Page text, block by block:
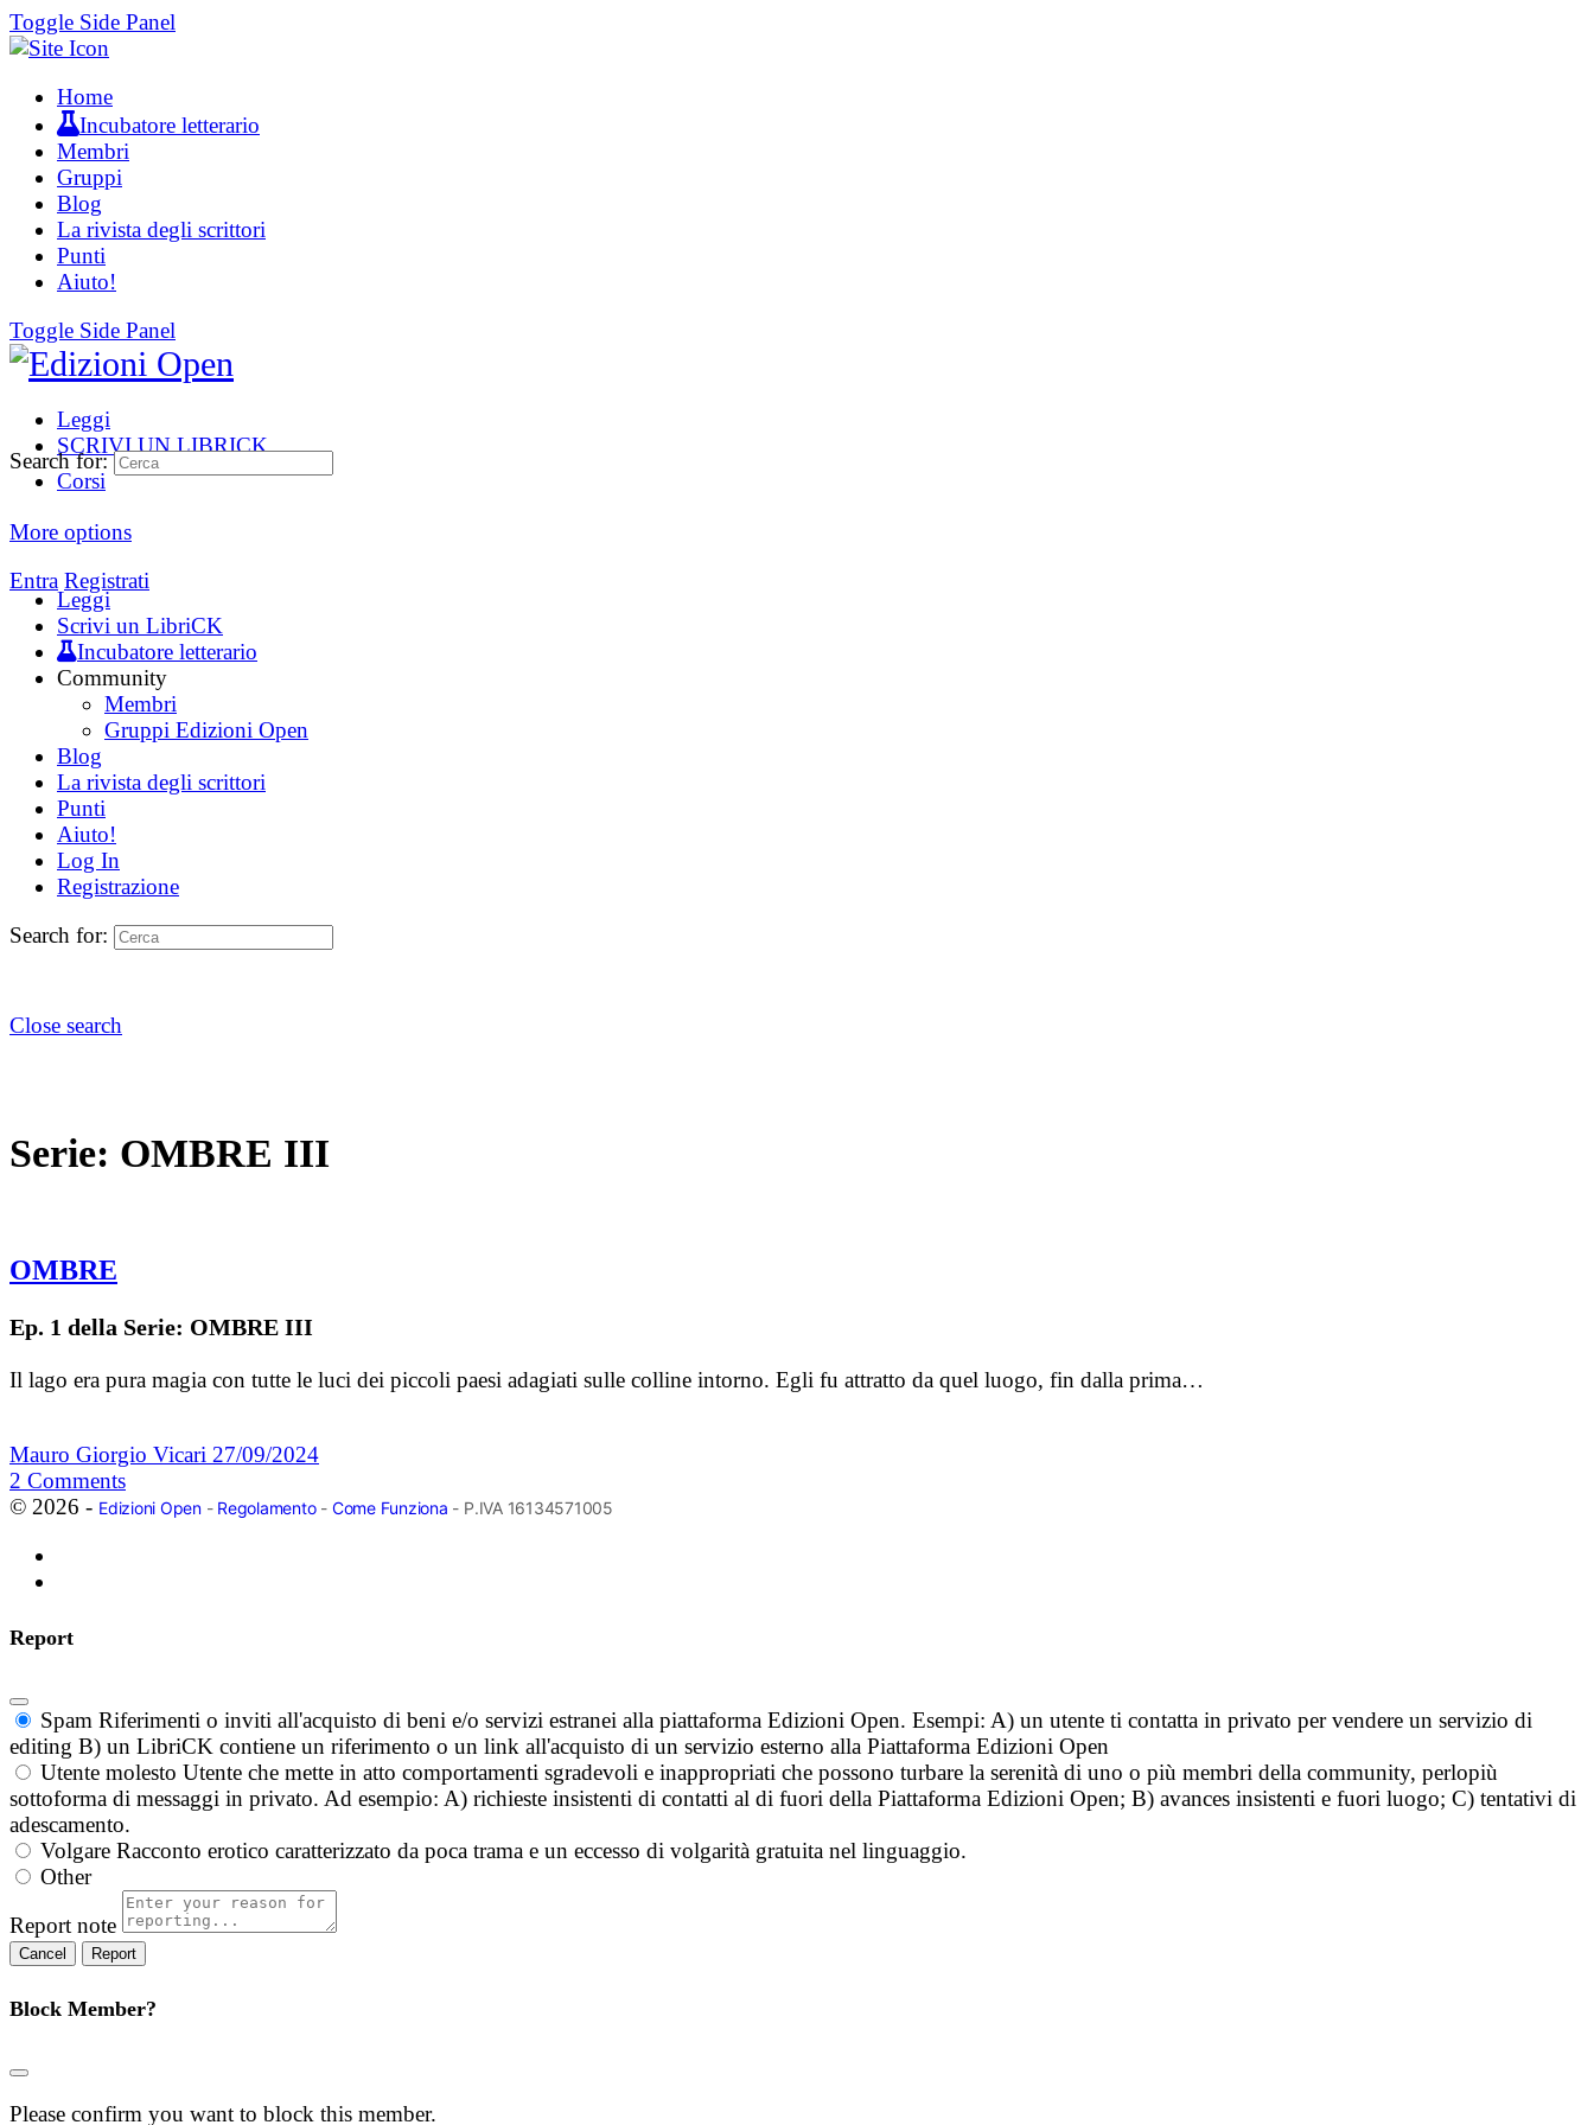
Toggle Side Panel
Home
Incubatore letterario
Membri
Gruppi
Blog
La rivista degli scrittori
Punti
Aiuto!
Toggle Side Panel
Leggi
SCRIVI UN LIBRICK
Corsi
More options
Entra Registrati
Search for:
Leggi
Scrivi un LibriCK
Incubatore letterario
Community
Membri
Gruppi Edizioni Open
Blog
La rivista degli scrittori
Punti
Aiuto!
Log In
Registrazione
Search for:
Close search
Serie: OMBRE III
OMBRE
Ep. 1 della Serie: OMBRE III
Il lago era pura magia con tutte le luci dei piccoli paesi adagiati sulle colline intorno. Egli fu attratto da quel luogo, fin dalla prima…
Mauro Giorgio Vicari 27/09/2024
2 Comments
© 2026 - Edizioni Open- Regolamento- Come Funziona - P.IVA 16134571005
Report
Spam Riferimenti o inviti all'acquisto di beni e/o servizi estranei alla piattaforma Edizioni Open. Esempi: A) un utente ti contatta in privato per vendere un servizio di
editing B) un LibriCK contiene un riferimento o un link all'acquisto di un servizio esterno alla Piattaforma Edizioni Open
Utente molesto Utente che mette in atto comportamenti sgradevoli e inappropriati che possono turbare la serenità di uno o più membri della community, perlopiù
sottoforma di messaggi in privato. Ad esempio: A) richieste insistenti di contatti al di fuori della Piattaforma Edizioni Open; B) avances insistenti e fuori luogo; C) tentativi di
adescamento.
Volgare Racconto erotico caratterizzato da poca trama e un eccesso di volgarità gratuita nel linguaggio.
Other
Report note
Report
Block Member?
Please confirm you want to block this member.